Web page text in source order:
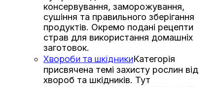
консервування, заморожування,
сушіння та правильного зберігання
продуктів. Окремо подані рецепти
страв для використання домашніх
заготовок.
Хвороби та шкідникиКатегорія
присвячена темі захисту рослин від
хвороб та шкідників. Тут